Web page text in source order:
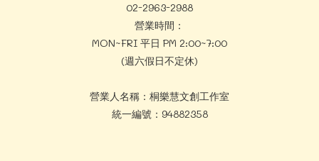
02-2963-2988
營業時間：
MON~FRI 平日 PM 2:00~7:00
(週六假日不定休)
營業人名稱：桐樂慧文創工作室
統一編號：94882358